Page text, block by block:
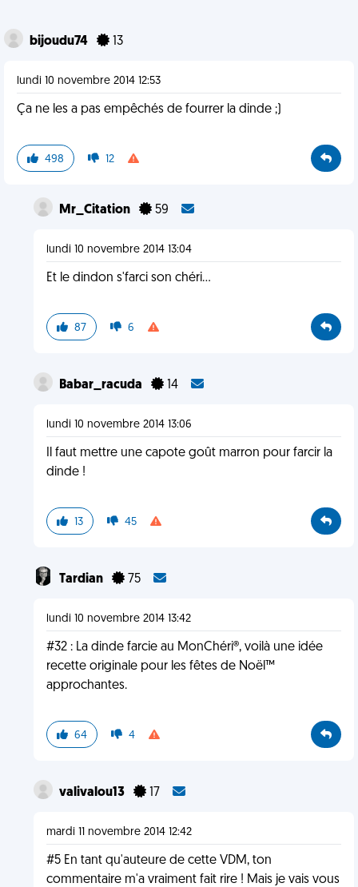
bijoudu74 13
lundi 10 novembre 2014 12:53
Ça ne les a pas empêchés de fourrer la dinde ;)
498 12
Mr_Citation 59
lundi 10 novembre 2014 13:04
Et le dindon s'farci son chéri...
87 6
Babar_racuda 14
lundi 10 novembre 2014 13:06
Il faut mettre une capote goût marron pour farcir la
dinde !
13 45
Tardian 75
lundi 10 novembre 2014 13:42
#32 : La dinde farcie au MonChéri®, voilà une idée
recette originale pour les fêtes de Noël™
approchantes.
64 4
valivalou13 17
mardi 11 novembre 2014 12:42
#5 En tant qu'auteure de cette VDM, ton
commentaire m'a vraiment fait rire ! Mais je vais vous